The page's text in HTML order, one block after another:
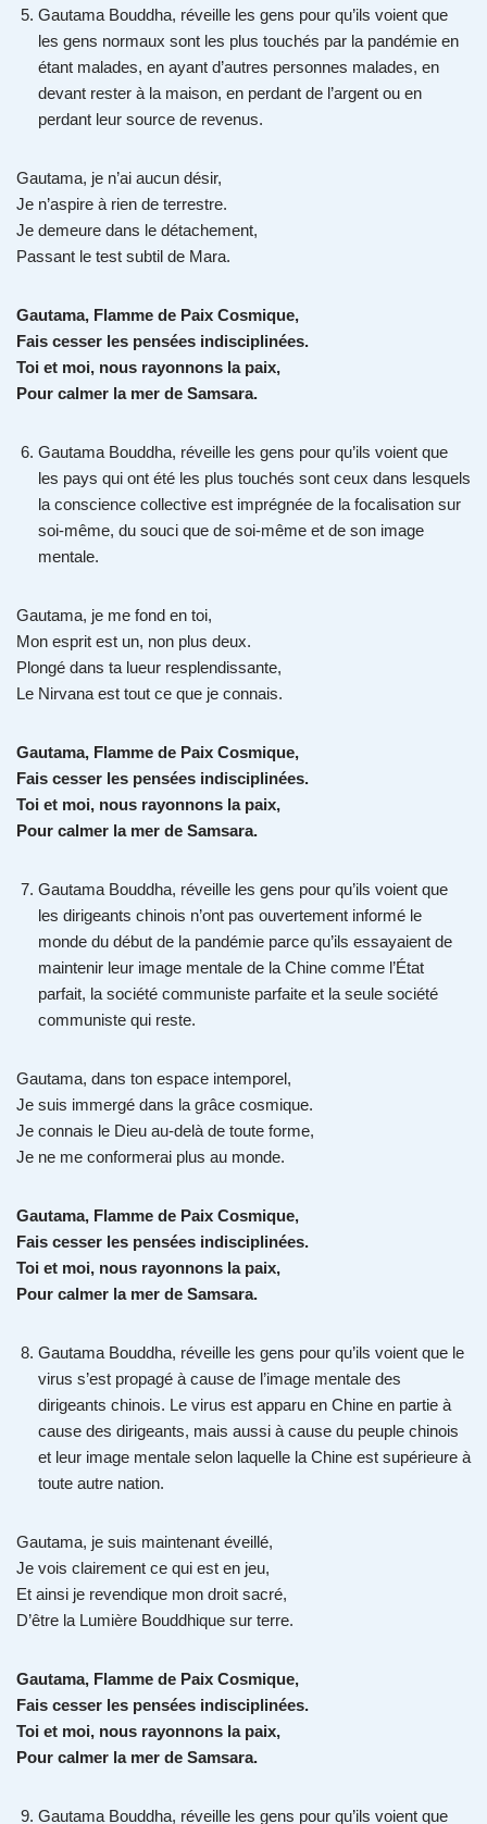
Gautama Bouddha, réveille les gens pour qu’ils voient que
les gens normaux sont les plus touchés par la pandémie en
étant malades, en ayant d’autres personnes malades, en
devant rester à la maison, en perdant de l’argent ou en
perdant leur source de revenus.
Gautama, je n’ai aucun désir,
Je n’aspire à rien de terrestre.
Je demeure dans le détachement,
Passant le test subtil de Mara.
Gautama, Flamme de Paix Cosmique,
Fais cesser les pensées indisciplinées.
Toi et moi, nous rayonnons la paix,
Pour calmer la mer de Samsara.
Gautama Bouddha, réveille les gens pour qu’ils voient que
les pays qui ont été les plus touchés sont ceux dans lesquels
la conscience collective est imprégnée de la focalisation sur
soi-même, du souci que de soi-même et de son image
mentale.
Gautama, je me fond en toi,
Mon esprit est un, non plus deux.
Plongé dans ta lueur resplendissante,
Le Nirvana est tout ce que je connais.
Gautama, Flamme de Paix Cosmique,
Fais cesser les pensées indisciplinées.
Toi et moi, nous rayonnons la paix,
Pour calmer la mer de Samsara.
Gautama Bouddha, réveille les gens pour qu’ils voient que
les dirigeants chinois n’ont pas ouvertement informé le
monde du début de la pandémie parce qu’ils essayaient de
maintenir leur image mentale de la Chine comme l’État
parfait, la société communiste parfaite et la seule société
communiste qui reste.
Gautama, dans ton espace intemporel,
Je suis immergé dans la grâce cosmique.
Je connais le Dieu au-delà de toute forme,
Je ne me conformerai plus au monde.
Gautama, Flamme de Paix Cosmique,
Fais cesser les pensées indisciplinées.
Toi et moi, nous rayonnons la paix,
Pour calmer la mer de Samsara.
Gautama Bouddha, réveille les gens pour qu’ils voient que le
virus s’est propagé à cause de l’image mentale des
dirigeants chinois. Le virus est apparu en Chine en partie à
cause des dirigeants, mais aussi à cause du peuple chinois
et leur image mentale selon laquelle la Chine est supérieure à
toute autre nation.
Gautama, je suis maintenant éveillé,
Je vois clairement ce qui est en jeu,
Et ainsi je revendique mon droit sacré,
D’être la Lumière Bouddhique sur terre.
Gautama, Flamme de Paix Cosmique,
Fais cesser les pensées indisciplinées.
Toi et moi, nous rayonnons la paix,
Pour calmer la mer de Samsara.
Gautama Bouddha, réveille les gens pour qu’ils voient que